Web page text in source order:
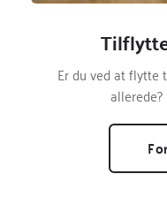
Er du ved at flytte